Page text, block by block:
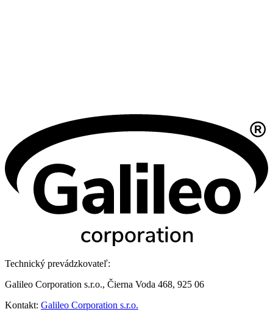
Technický prevádzkovateľ:
Galileo Corporation s.r.o., Čierna Voda 468, 925 06
Kontakt: Galileo Corporation s.r.o.